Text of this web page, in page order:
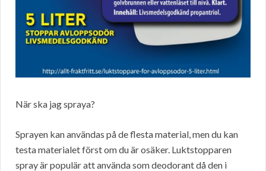
När ska jag spraya?
Sprayen kan användas på de flesta material, men du kan
testa materialet först om du är osäker. Luktstopparen
spray är populär att använda som deodorant då den i